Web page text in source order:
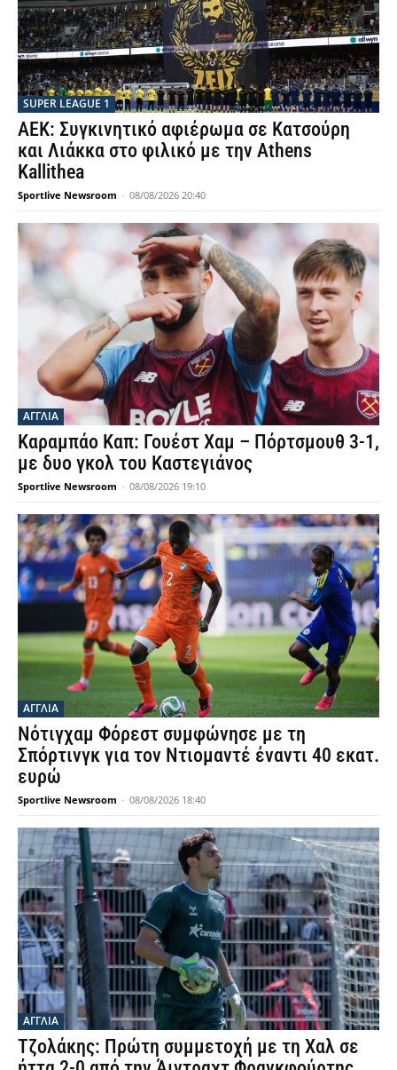
SUPER LEAGUE 1
ΑΕΚ: Συγκινητικό αφιέρωμα σε Κατσούρη
και Λιάκκα στο φιλικό με την Athens
Kallithea
Sportlive Newsroom - 08/08/2026 20:40
ΑΓΓΛΙΑ
Καραμπάο Καπ: Γουέστ Χαμ – Πόρτσμουθ 3-1,
με δυο γκολ του Καστεγιάνος
Sportlive Newsroom - 08/08/2026 19:10
ΑΓΓΛΙΑ
Νότιγχαμ Φόρεστ συμφώνησε με τη
Σπόρτινγκ για τον Ντιομαντέ έναντι 40 εκατ.
ευρώ
Sportlive Newsroom - 08/08/2026 18:40
ΑΓΓΛΙΑ
Τζολάκης: Πρώτη συμμετοχή με τη Χαλ σε